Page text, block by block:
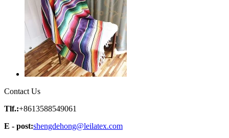
Contact Us
Tlf.:+8613588549061
E - post:shengdehong@leilatex.com